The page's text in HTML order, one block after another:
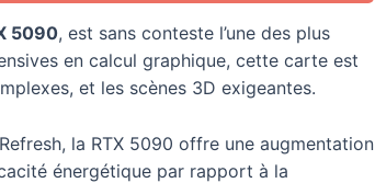
5090, est sans conteste l’une des plus
en calcul graphique, cette carte est
et les scènes 3D exigeantes.
la RTX 5090 offre une augmentation
énergétique par rapport à la